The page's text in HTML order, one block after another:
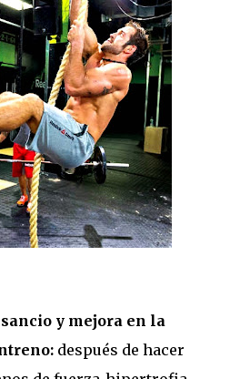
y mejora en la
después de hacer